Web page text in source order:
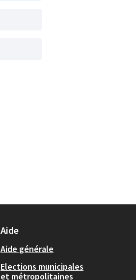
Aide
Aide générale
Elections municipales
et métropolitaines